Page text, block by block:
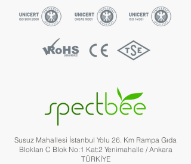
Susuz Mahallesi İstanbul Yolu 26. Km Rampa Gıda
Blokları C Blok No:1 Kat:2 Yenimahalle / Ankara
TÜRKİYE